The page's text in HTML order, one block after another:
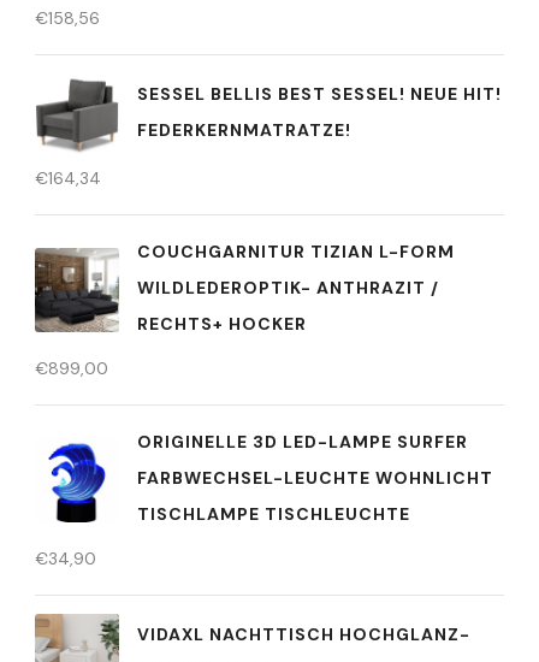
€158,56
SESSEL BELLIS BEST SESSEL! NEUE HIT!
FEDERKERNMATRATZE!
€164,34
COUCHGARNITUR TIZIAN L-FORM
WILDLEDEROPTIK- ANTHRAZIT /
RECHTS+ HOCKER
€899,00
ORIGINELLE 3D LED-LAMPE SURFER
FARBWECHSEL-LEUCHTE WOHNLICHT
TISCHLAMPE TISCHLEUCHTE
€34,90
VIDAXL NACHTTISCH HOCHGLANZ-